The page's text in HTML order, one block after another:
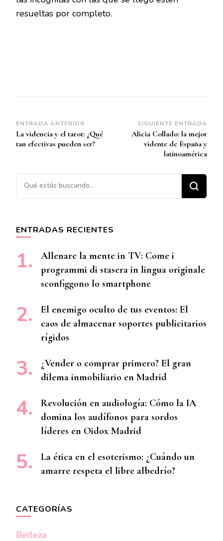
resueltas por completo.
Navegación
de
entradas
ENTRADA ANTERIOR
La videncia y el tarot: ¿Qué
tan efectivas pueden ser?
SIGUIENTE ENTRADA
Alicia Collado: la mejor
vidente de España y
latinoamérica
¿Buscas algo?
ENTRADAS RECIENTES
Allenare la mente in TV: Come i
programmi di stasera in lingua originale
sconfiggono lo smartphone
El enemigo oculto de tus eventos: El
caos de almacenar soportes publicitarios
rígidos
¿Vender o comprar primero? El gran
dilema inmobiliario en Madrid
Revolución en audiología: Cómo la IA
domina los audífonos para sordos
líderes en Oidox Madrid
La ética en el esoterismo: ¿Cuándo un
amarre respeta el libre albedrío?
CATEGORÍAS
Belleza